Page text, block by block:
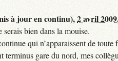
à jour en continu),2 avril
serais bien dans la mouise.
qui n’apparaissent de
terminus gare du nord, mes